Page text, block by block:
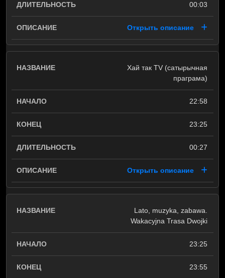
00:03
Открыть описание
Хай так TV (сатырычная
праграма)
22:58
23:25
00:27
Открыть описание
Lato, muzyka, zabawa.
Wakacyjna Trasa Dwojki
23:25
23:55